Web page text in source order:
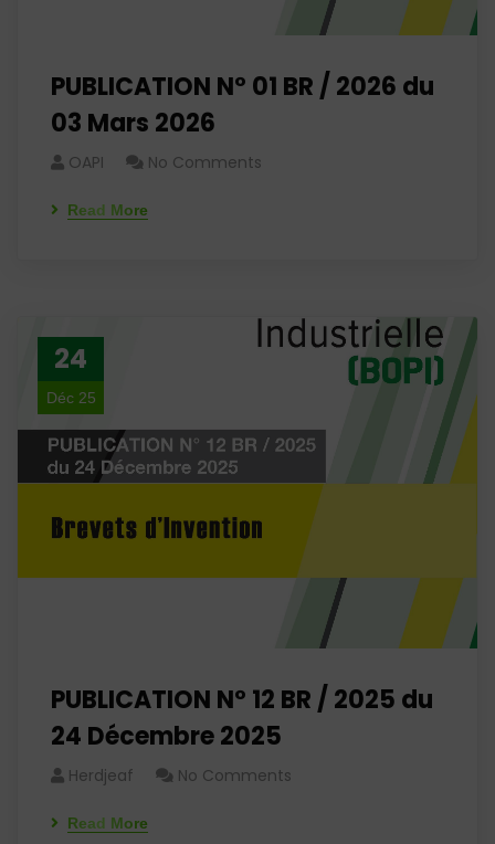
PUBLICATION N° 01 BR / 2026 du
03 Mars 2026
OAPI No Comments
Read More
24
Déc 25
PUBLICATION N° 12 BR / 2025 du
24 Décembre 2025
Herdjeaf No Comments
Read More